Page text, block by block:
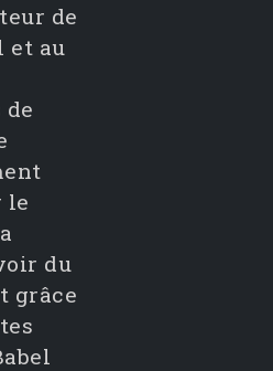
de
et au
le
du
grâce